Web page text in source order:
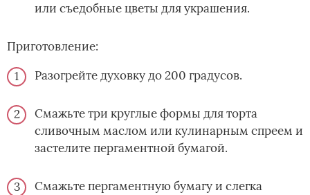
или съедобные цветы для украшения.
Приготовление:
Разогрейте духовку до 200 градусов.
Смажьте три круглые формы для торта
сливочным маслом или кулинарным спреем и
застелите пергаментной бумагой.
Смажьте пергаментную бумагу и слегка